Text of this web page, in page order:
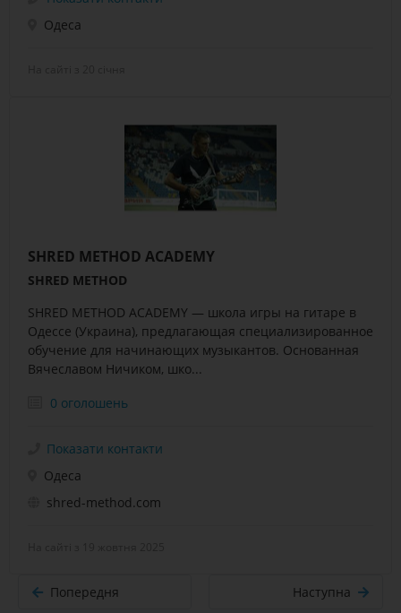
Одеса
SHRED METHOD ACADEMY
SHRED METHOD
SHRED METHOD ACADEMY — школа игры на гитаре в
Одессе (Украина), предлагающая специализированное
обучение для начинающих музыкантов. Основанная
Вячеславом Ничиком, шко...
0 оголошень
Показати контакти
Одеса
shred-method.com
Попередня Наступна